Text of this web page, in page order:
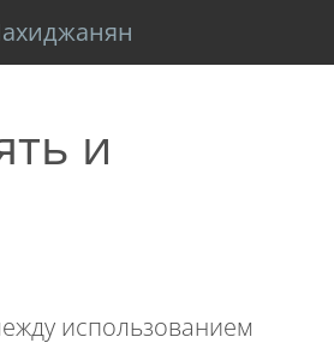
и
использованием